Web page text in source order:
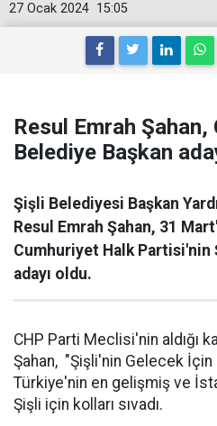
15:05
27 Ocak 2024
Resul Emrah Şahan,
Belediye Başkan
Şişli Belediyesi Başkan
Resul Emrah Şahan, 31
Cumhuriyet Halk Partisi'nin
adayı oldu.
CHP Parti Meclisi'nin aldığı
Şahan, "Şişli'nin Gelecek İçin
Türkiye'nin en gelişmiş ve
Şişli için kolları sıvadı.